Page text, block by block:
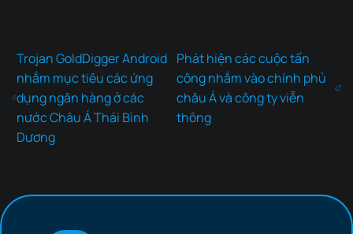
Trojan GoldDigger Android
nhắm mục tiêu các ứng
dụng ngân hàng ở các
nước Châu Á Thái Bình
Dương
Phát hiện các cuộc tấn
công nhắm vào chính phủ
châu Á và công ty viễn
thông